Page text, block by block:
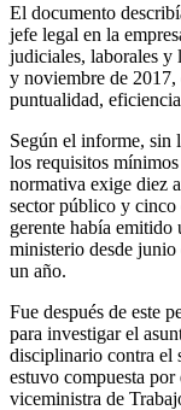
El documento
jefe legal en la
judiciales, laborales y
y noviembre de 2017,
puntualidad,
Según el informe, sin
los requisitos
normativa exige diez
sector público y cinco
gerente había emitido
ministerio desde junio
un año.
Fue después de este
para investigar el
disciplinario contra el
estuvo compuesta
viceministra de